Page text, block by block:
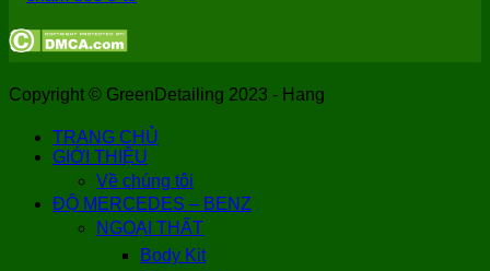
Copyright © GreenDetailing 2023 - Hang
TRANG CHỦ
GIỚI THIỆU
Về chúng tôi
ĐỘ MERCEDES – BENZ
NGOẠI THẤT
Body Kit